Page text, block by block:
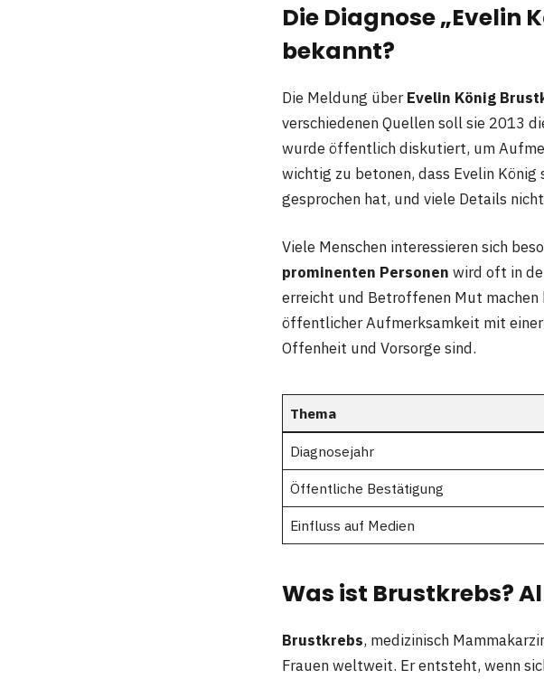
Die Diagnose „Evelin
bekannt?
Die Meldung überEvelin König
verschiedenen Quellen soll sie 2013
wurde öffentlich diskutiert, um
wichtig zu betonen, dass Evelin
gesprochen hat, und viele Details
Viele Menschen interessieren sich
prominenten Personen wird oft in
erreicht und Betroffenen Mut machen
öffentlicher Aufmerksamkeit mit
Offenheit und Vorsorge sind.
Thema
Diagnosejahr
Öffentliche Bestätigung
Einfluss auf Medien
Was ist Brustkrebs?
Brustkrebs, medizinisch
Frauen weltweit. Er entsteht, wenn